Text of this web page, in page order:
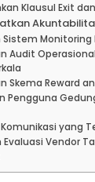
Klausul Exit
Sistem Monitoring
Audit
Skema Reward
Pengguna
Komunikasi yang
Evaluasi Vendor